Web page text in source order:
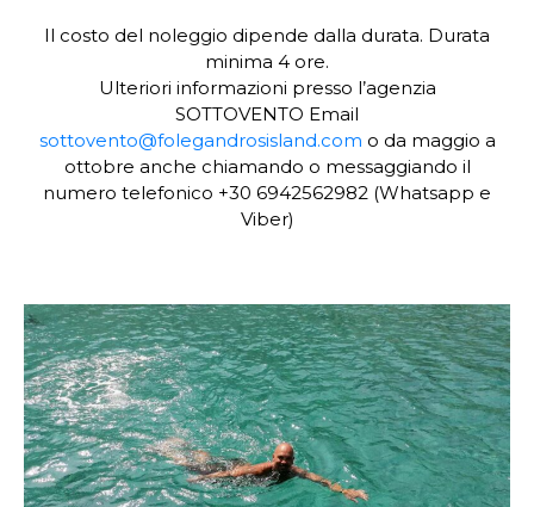
Il costo del noleggio dipende dalla durata. Durata
minima 4 ore.
Ulteriori informazioni presso l’agenzia
SOTTOVENTO Email
sottovento@folegandrosisland.com o da maggio a
ottobre anche chiamando o messaggiando il
numero telefonico +30 6942562982 (Whatsapp e
Viber)